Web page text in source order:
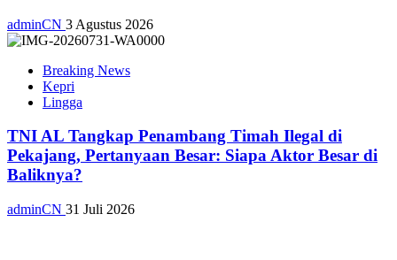
adminCN 3 Agustus 2026
Breaking News
Kepri
Lingga
TNI AL Tangkap Penambang Timah Ilegal di
Pekajang, Pertanyaan Besar: Siapa Aktor Besar di
Baliknya?
adminCN 31 Juli 2026